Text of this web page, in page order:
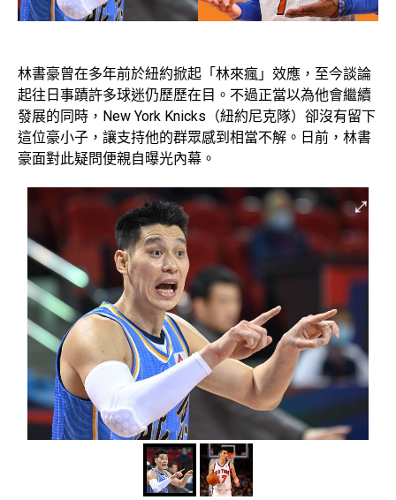
林書豪曾在多年前於紐約掀起「林來瘋」效應，至今談論
起往日事蹟許多球迷仍歷歷在目。不過正當以為他會繼續
發展的同時，New York Knicks（紐約尼克隊）卻沒有留下
這位豪小子，讓支持他的群眾感到相當不解。日前，林書
豪面對此疑問便親自曝光內幕。